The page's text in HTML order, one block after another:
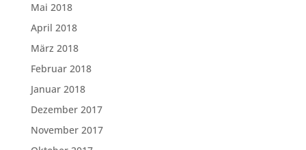
Mai 2018
April 2018
März 2018
Februar 2018
Januar 2018
Dezember 2017
November 2017